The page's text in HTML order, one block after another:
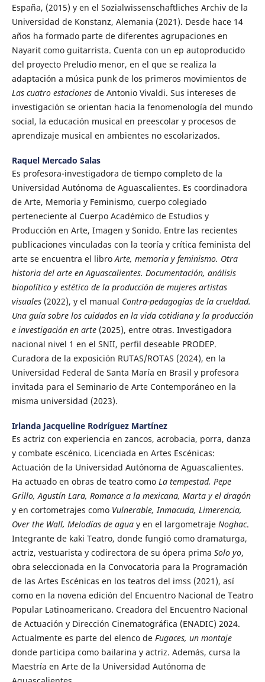
España, (2015) y en el Sozialwissenschaftliches Archiv de la
Universidad de Konstanz, Alemania (2021). Desde hace 14
años ha formado parte de diferentes agrupaciones en
Nayarit como guitarrista. Cuenta con un ep autoproducido
del proyecto Preludio menor, en el que se realiza la
adaptación a música punk de los primeros movimientos de
Las cuatro estaciones de Antonio Vivaldi. Sus intereses de
investigación se orientan hacia la fenomenología del mundo
social, la educación musical en preescolar y procesos de
aprendizaje musical en ambientes no escolarizados.
Raquel Mercado Salas
Es profesora-investigadora de tiempo completo de la
Universidad Autónoma de Aguascalientes. Es coordinadora
de Arte, Memoria y Feminismo, cuerpo colegiado
perteneciente al Cuerpo Académico de Estudios y
Producción en Arte, Imagen y Sonido. Entre las recientes
publicaciones vinculadas con la teoría y crítica feminista del
arte se encuentra el libroArte, memoria y feminismo. Otra
historia del arte en Aguascalientes. Documentación, análisis
biopolítico y estético de la producción de mujeres artistas
visuales(2022), y el manual Contra-pedagogías de la crueldad.
Una guía sobre los cuidados en la vida cotidiana y la producción
e investigación en arte(2025), entre otras. Investigadora
nacional nivel 1 en el SNII, perfil deseable PRODEP.
Curadora de la exposición RUTAS/ROTAS (2024), en la
Universidad Federal de Santa María en Brasil y profesora
invitada para el Seminario de Arte Contemporáneo en la
misma universidad (2023).
Irlanda Jacqueline Rodríguez Martínez
Es actriz con experiencia en zancos, acrobacia, porra, danza
y combate escénico. Licenciada en Artes Escénicas:
Actuación de la Universidad Autónoma de Aguascalientes.
Ha actuado en obras de teatro como La tempestad, Pepe
Grillo, Agustín Lara, Romance a la mexicana, Marta y el dragón
y en cortometrajes comoVulnerable, Inmacuda, Limerencia,
Over the Wall, Melodías de aguay en el largometraje Noghac.
Integrante de kaki Teatro, donde fungió como dramaturga,
actriz, vestuarista y codirectora de su ópera prima Solo yo,
obra seleccionada en la Convocatoria para la Programación
de las Artes Escénicas en los teatros del imss (2021), así
como en la novena edición del Encuentro Nacional de Teatro
Popular Latinoamericano. Creadora del Encuentro Nacional
de Actuación y Dirección Cinematográfica (ENADIC) 2024.
Actualmente es parte del elenco de Fugaces, un montaje
donde participa como bailarina y actriz. Además, cursa la
Maestría en Arte de la Universidad Autónoma de